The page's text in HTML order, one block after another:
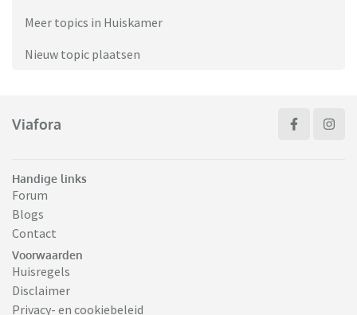
Meer topics in Huiskamer
Nieuw topic plaatsen
Viafora
Handige links
Forum
Blogs
Contact
Voorwaarden
Huisregels
Disclaimer
Privacy- en cookiebeleid